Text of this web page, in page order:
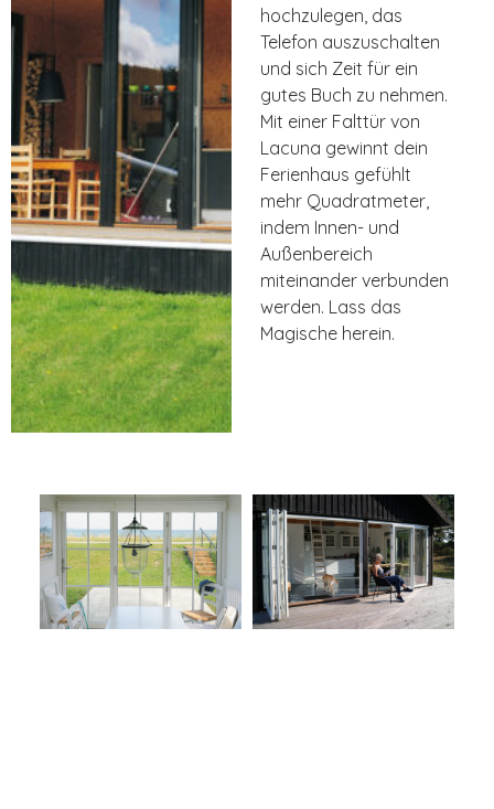
hochzulegen, das
Telefon auszuschalten
und sich Zeit für ein
gutes Buch zu nehmen.
Mit einer Falttür von
Lacuna gewinnt dein
Ferienhaus gefühlt
mehr Quadratmeter,
indem Innen- und
Außenbereich
miteinander verbunden
werden. Lass das
Magische herein.